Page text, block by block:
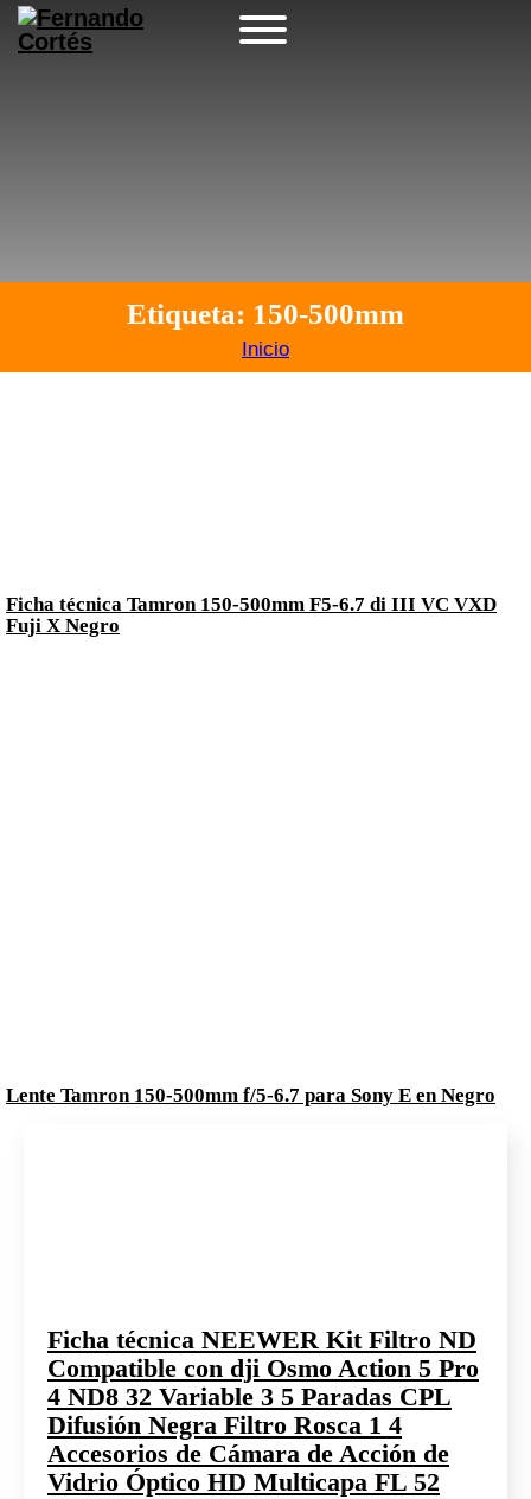
Etiqueta: 150-500mm
Inicio
Ficha técnica Tamron 150-500mm F5-6.7 di III VC VXD
Fuji X Negro
Lente Tamron 150-500mm f/5-6.7 para Sony E en Negro
Ficha técnica NEEWER Kit Filtro ND
Compatible con dji Osmo Action 5 Pro
4 ND8 32 Variable 3 5 Paradas CPL
Difusión Negra Filtro Rosca 1 4
Accesorios de Cámara de Acción de
Vidrio Óptico HD Multicapa FL 52